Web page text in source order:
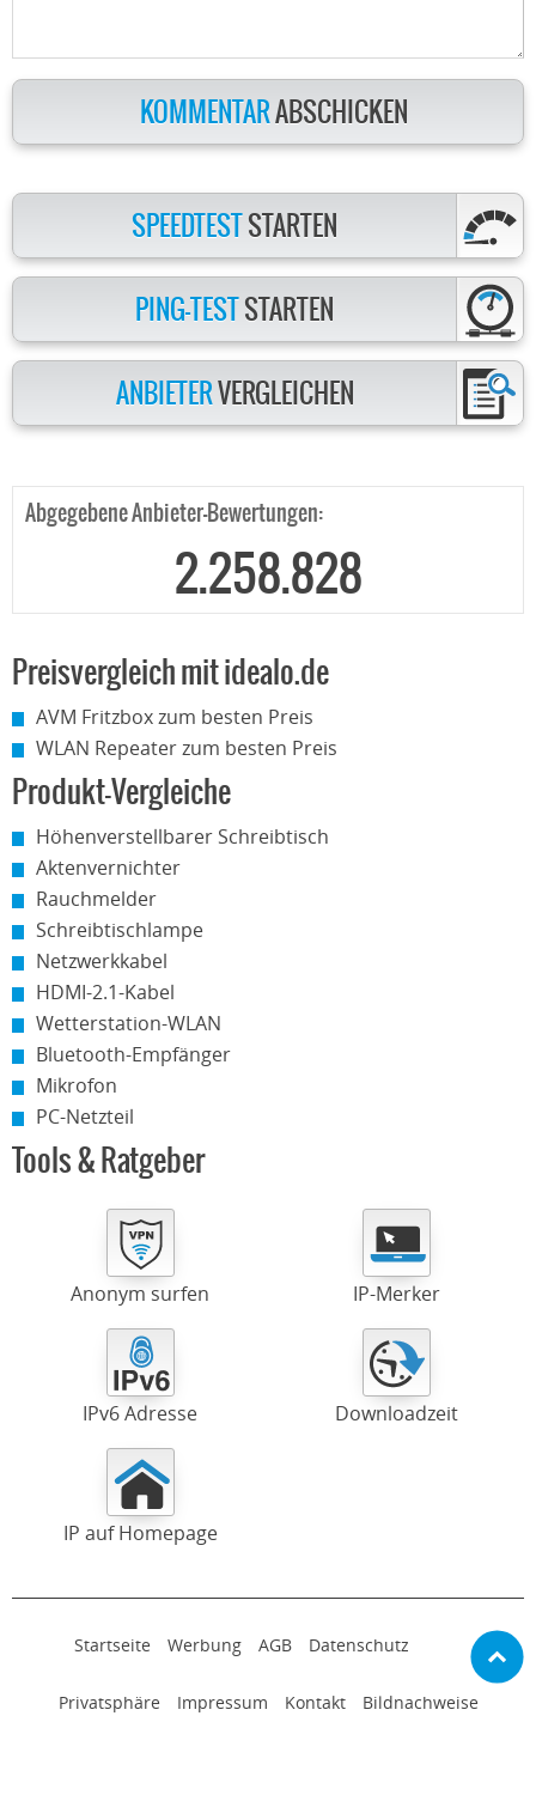
KOMMENTARABSCHICKEN
SPEEDTESTSTARTEN
PING-TESTSTARTEN
ANBIETERVERGLEICHEN
Abgegebene Anbieter-Bewertungen:
2.258.828
Preisvergleich mit idealo.de
AVM Fritzbox zum besten Preis
WLAN Repeater zum besten Preis
Produkt-Vergleiche
Höhenverstellbarer Schreibtisch
Aktenvernichter
Rauchmelder
Schreibtischlampe
Netzwerkkabel
HDMI-2.1-Kabel
Wetterstation-WLAN
Bluetooth-Empfänger
Mikrofon
PC-Netzteil
Tools & Ratgeber
Anonym surfen IP-Merker
IPv6 Adresse Downloadzeit
IP auf Homepage
Startseite Werbung AGB Datenschutz
Privatsphäre Impressum Kontakt Bildnachweise